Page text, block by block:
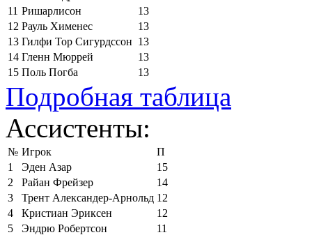
11 Ришарлисон
13
12 Рауль Хименес
13
13 Гилфи Тор Сигурдссон 13
14 Гленн Мюррей
13
15 Поль Погба 13
Подробная таблица
Ассистенты:
№ Игрок
П
1
Эден Азар
15
2
Райан Фрейзер
14
3
Трент Александер-Арнольд 12
4
Кристиан Эриксен
12
5
Эндрю Робертсон
11